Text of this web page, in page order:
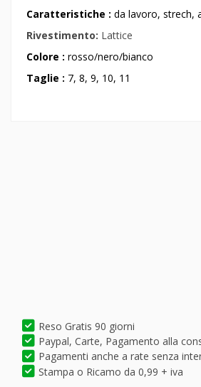
Caratteristiche : da lavoro, strech,
Rivestimento: Lattice
Colore : rosso/nero/bianco
Taglie : 7, 8, 9, 10, 11
Reso Gratis 90 giorni
Paypal, Carte, Pagamento alla
Pagamenti anche a rate senza
Stampa o Ricamo da 0,99 + iva